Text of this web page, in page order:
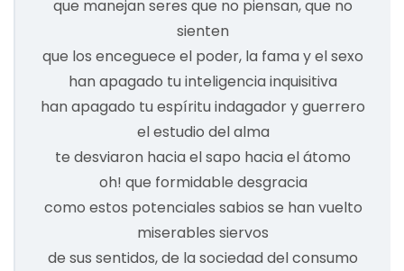
que manejan seres que no piensan, que no
sienten
que los enceguece el poder, la fama y el sexo
han apagado tu inteligencia inquisitiva
han apagado tu espíritu indagador y guerrero
el estudio del alma
te desviaron hacia el sapo hacia el átomo
oh! que formidable desgracia
como estos potenciales sabios se han vuelto
miserables siervos
de sus sentidos, de la sociedad del consumo